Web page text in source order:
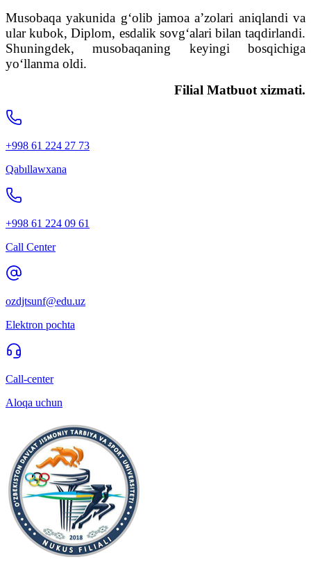
Musobaqa yakunida g‘olib jamoa a’zolari aniqlandi va
ular kubok, Diplom, esdalik sovg‘alari bilan taqdirlandi.
Shuningdek, musobaqaning keyingi bosqichiga
yo‘llanma oldi.
Filial Matbuot xizmati.
+998 61 224 27 73
Qabıllawxana
+998 61 224 09 61
Call Center
ozdjtsunf@edu.uz
Elektron pochta
Call-center
Aloqa uchun